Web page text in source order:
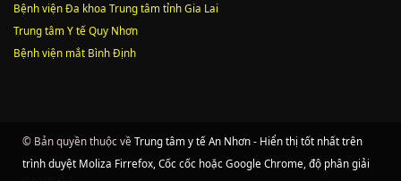
Bệnh viện Đa khoa Trung tâm tỉnh Gia Lai
Trung tâm Y tế Quy Nhơn
Bệnh viện mắt Bình Định
© Bản quyền thuộc về Trung tâm y tế An Nhơn - Hiển thị tốt nhất trên
trình duyệt Moliza Firrefox, Cốc cốc hoặc Google Chrome, độ phân giải